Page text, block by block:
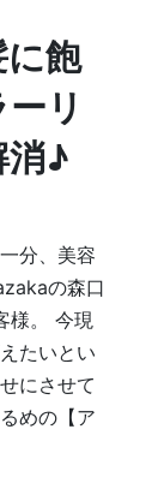
飽
リ
消♪
分、美容
の森口
様。 今現
たいとい
にさせて
めの【ア